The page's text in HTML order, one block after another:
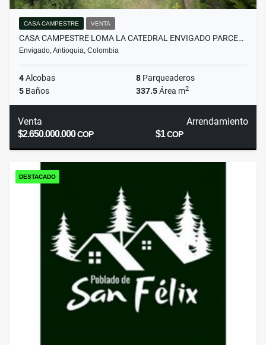
CASA CAMPESTRE VENTA
CASA CAMPESTRE LOMA LA CATEDRAL ENVIGADO PARCE…
Envigado, Antioquia, Colombia
4Alcobas 8 Parqueaderos
5 Baños 337.5Área m2
Venta
$2.650.000.000COP
Arrendamiento
$1COP
DESTACADO